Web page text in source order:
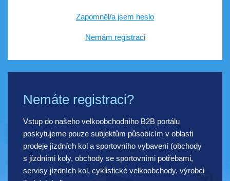
Zapomněl/a jsem heslo
Nemám registraci
Nemáte registraci?
Vstup do našeho velkoobchodního B2B portálu
poskytujeme pouze subjektům působícím v oblasti
prodeje jízdních kol a sportovního vybavení (obchody
s jízdními koly, obchody se sportovními potřebami,
servisy jízdních kol, cyklistické velkoobchody, výrobci